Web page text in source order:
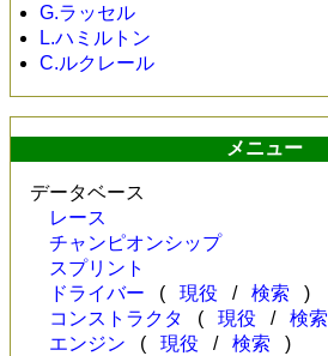
G.ラッセル
L.ハミルトン
C.ルクレール
メニュー
データベース
レース
チャンピオンシップ
スプリント
ドライバー ( 現役 / 検索 )
コンストラクタ
( 現役 / 検索
エンジン ( 現役 / 検索 )